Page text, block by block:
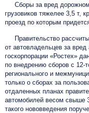
Сборы за вред
грузовиков тяжелее 3,5 т,
проезд по которым
Правительство
от автовладельцев за
госкорпорации «Ростех»
по внедрению сборов с 12-
регионального и
только о сборах за
отдаленных планах
автомобилей весом свыше
такого нововведения